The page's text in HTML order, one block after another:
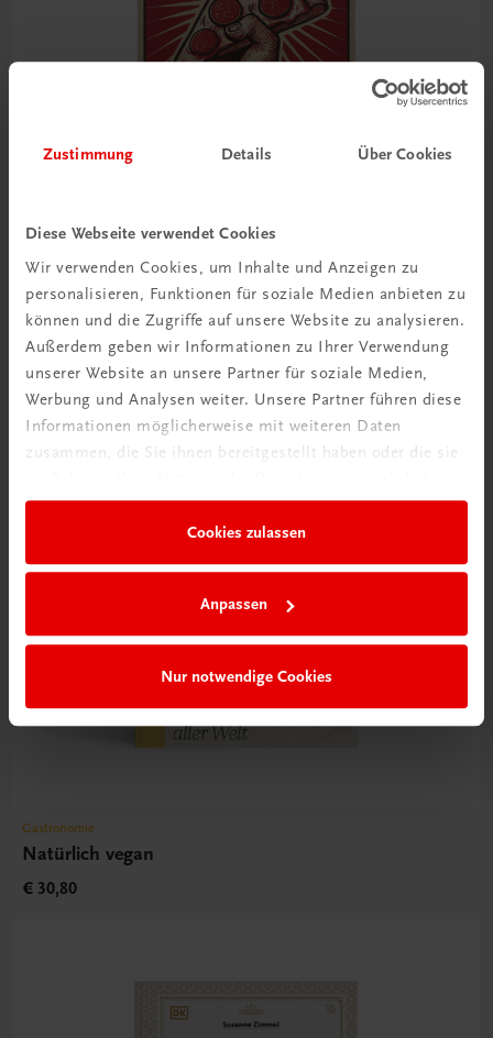
Zustimmung Details Über Cookies
Diese Webseite verwendet Cookies
Wir verwenden Cookies, um Inhalte und Anzeigen zu
personalisieren, Funktionen für soziale Medien anbieten zu
können und die Zugriffe auf unsere Website zu analysieren.
Außerdem geben wir Informationen zu Ihrer Verwendung
unserer Website an unsere Partner für soziale Medien,
Werbung und Analysen weiter. Unsere Partner führen diese
Informationen möglicherweise mit weiteren Daten
zusammen, die Sie ihnen bereitgestellt haben oder die sie
Cookies zulassen
Anpassen
Nur notwendige Cookies
In Pizza we crust
Die Welt is(s)t eine Scheibe
€ 46,30
Gastronomie
Natürlich vegan
€ 30,80